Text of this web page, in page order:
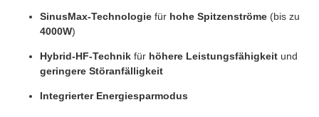
SinusMax-Technologie für hohe Spitzenströme (bis zu
4000W)
Hybrid-HF-Technik für höhere Leistungsfähigkeit und
geringere Störanfälligkeit
Integrierter Energiesparmodus